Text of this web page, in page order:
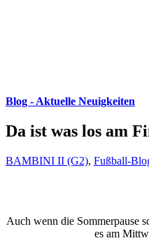
Blog - Aktuelle Neuigkeiten
Da ist was los am
BAMBINI II (G2), Fußball-
Auch wenn die Sommerpause
es am